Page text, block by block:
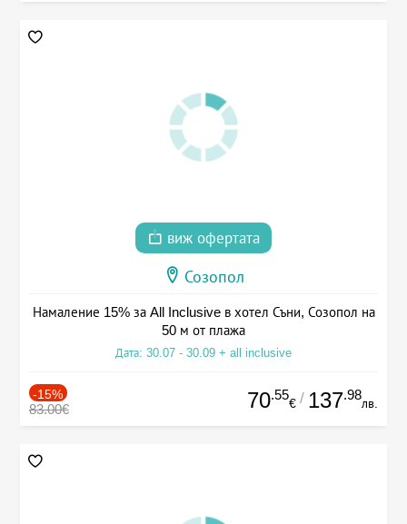
виж офертата
Созопол
Намаление 15% за All Inclusive в хотел Съни, Созопол на
50 м от плажа
Дата: 30.07 - 30.09 + all inclusive
-15%
83.00€ 70.55
€ / 137.98
лв.